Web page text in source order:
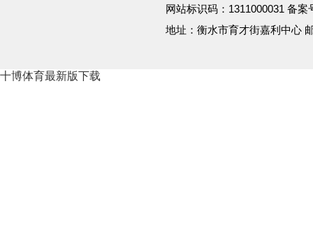
网站标识码：1311000031 备案
地址：衡水市育才街嘉利中心
十博体育最新版下载